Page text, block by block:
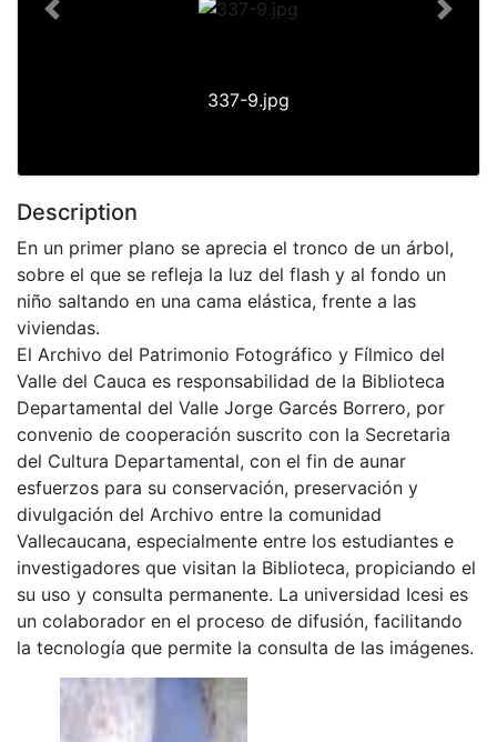
337-9.jpg
Previous Next
Description
En un primer plano se aprecia el tronco de un árbol,
sobre el que se refleja la luz del flash y al fondo un
niño saltando en una cama elástica, frente a las
viviendas.
El Archivo del Patrimonio Fotográfico y Fílmico del
Valle del Cauca es responsabilidad de la Biblioteca
Departamental del Valle Jorge Garcés Borrero, por
convenio de cooperación suscrito con la Secretaria
del Cultura Departamental, con el fin de aunar
esfuerzos para su conservación, preservación y
divulgación del Archivo entre la comunidad
Vallecaucana, especialmente entre los estudiantes e
investigadores que visitan la Biblioteca, propiciando el
su uso y consulta permanente. La universidad Icesi es
un colaborador en el proceso de difusión, facilitando
la tecnología que permite la consulta de las imágenes.